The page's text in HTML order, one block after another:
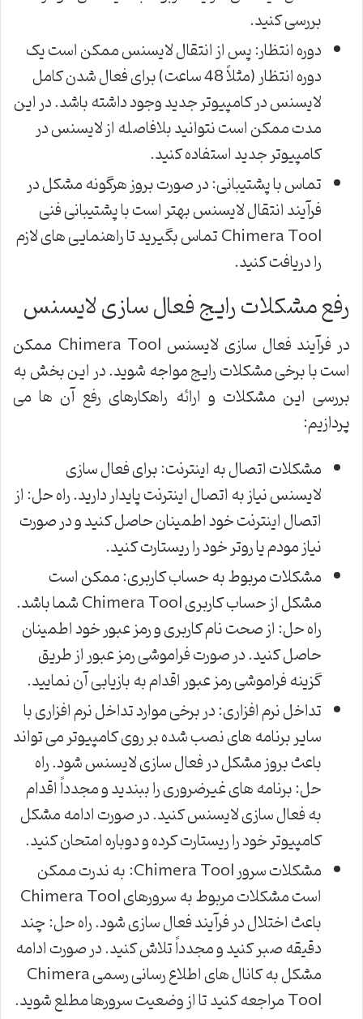
بررسی کنید.
دوره انتظار: پس از انتقال لایسنس ممکن است یک
دوره انتظار (مثلاً 48 ساعت) برای فعال شدن کامل
لایسنس در کامپیوتر جدید وجود داشته باشد. در این
مدت ممکن است نتوانید بلافاصله از لایسنس در
کامپیوتر جدید استفاده کنید.
تماس با پشتیبانی: در صورت بروز هرگونه مشکل در
فرآیند انتقال لایسنس بهتر است با پشتیبانی فنی
Chimera Tool تماس بگیرید تا راهنمایی های لازم
را دریافت کنید.
رفع مشکلات رایج فعال سازی لایسنس
در فرآیند فعال سازی لایسنس Chimera Tool ممکن
است با برخی مشکلات رایج مواجه شوید. در این بخش به
بررسی این مشکلات و ارائه راهکارهای رفع آن ها می
پردازیم:
مشکلات اتصال به اینترنت: برای فعال سازی
لایسنس نیاز به اتصال اینترنت پایدار دارید. راه حل: از
اتصال اینترنت خود اطمینان حاصل کنید و در صورت
نیاز مودم یا روتر خود را ریستارت کنید.
مشکلات مربوط به حساب کاربری: ممکن است
مشکل از حساب کاربری Chimera Tool شما باشد.
راه حل: از صحت نام کاربری و رمز عبور خود اطمینان
حاصل کنید. در صورت فراموشی رمز عبور از طریق
گزینه فراموشی رمز عبور اقدام به بازیابی آن نمایید.
تداخل نرم افزاری: در برخی موارد تداخل نرم افزاری با
سایر برنامه های نصب شده بر روی کامپیوتر می تواند
باعث بروز مشکل در فعال سازی لایسنس شود. راه
حل: برنامه های غیرضروری را ببندید و مجدداً اقدام
به فعال سازی لایسنس کنید. در صورت ادامه مشکل
کامپیوتر خود را ریستارت کرده و دوباره امتحان کنید.
مشکلات سرور Chimera Tool: به ندرت ممکن
است مشکلات مربوط به سرورهای Chimera Tool
باعث اختلال در فرآیند فعال سازی شود. راه حل: چند
دقیقه صبر کنید و مجدداً تلاش کنید. در صورت ادامه
مشکل به کانال های اطلاع رسانی رسمی Chimera
Tool مراجعه کنید تا از وضعیت سرورها مطلع شوید.